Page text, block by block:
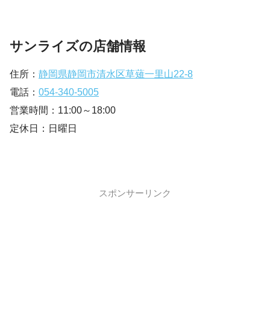
サンライズの店舗情報
住所： 静岡県静岡市清水区草薙一里山22-8
電話： 054-340-5005
営業時間：11:00～18:00
定休日：日曜日
スポンサーリンク